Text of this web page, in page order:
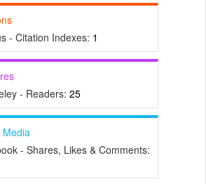
- Citation Indexes: 1
- Readers: 25
- Shares, Likes & Comments: